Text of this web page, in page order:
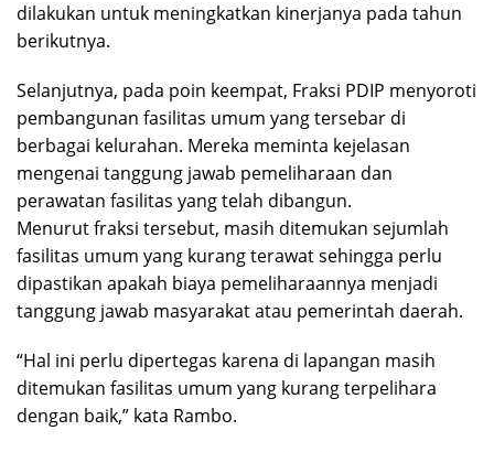
dilakukan untuk meningkatkan kinerjanya pada tahun
berikutnya.
Selanjutnya, pada poin keempat, Fraksi PDIP menyoroti
pembangunan fasilitas umum yang tersebar di
berbagai kelurahan. Mereka meminta kejelasan
mengenai tanggung jawab pemeliharaan dan
perawatan fasilitas yang telah dibangun.
Menurut fraksi tersebut, masih ditemukan sejumlah
fasilitas umum yang kurang terawat sehingga perlu
dipastikan apakah biaya pemeliharaannya menjadi
tanggung jawab masyarakat atau pemerintah daerah.
“Hal ini perlu dipertegas karena di lapangan masih
ditemukan fasilitas umum yang kurang terpelihara
dengan baik,” kata Rambo.